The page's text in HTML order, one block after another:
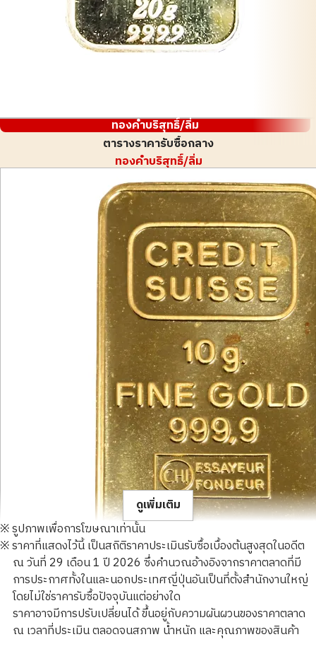
ทองคำบริสุทธิ์/ลิ่ม
ตารางราคารับซื้อกลาง
ทองคำบริสุทธิ์/ลิ่ม
24K gold (K24) CREDIT SUISSE ingot
10g
ราคารับซื้ออ้างอิง
ดูเพิ่มเติม
※ รูปภาพเพื่อการโฆษณาเท่านั้น
※ ราคาที่แสดงไว้นี้ เป็นสถิติราคาประเมินรับซื้อเบื้องต้นสูงสุดในอดีต
ณ วันที่ 29 เดือน 1 ปี 2026 ซึ่งคำนวณอ้างอิงจากราคาตลาดที่มี
การประกาศทั้งในและนอกประเทศญี่ปุ่นอันเป็นที่ตั้งสำนักงานใหญ่
โดยไม่ใช่ราคารับซื้อปัจจุบันแต่อย่างใด
ราคาอาจมีการปรับเปลี่ยนได้ ขึ้นอยู่กับความผันผวนของราคาตลาด
ณ เวลาที่ประเมิน ตลอดจนสภาพ น้ำหนัก และคุณภาพของสินค้า